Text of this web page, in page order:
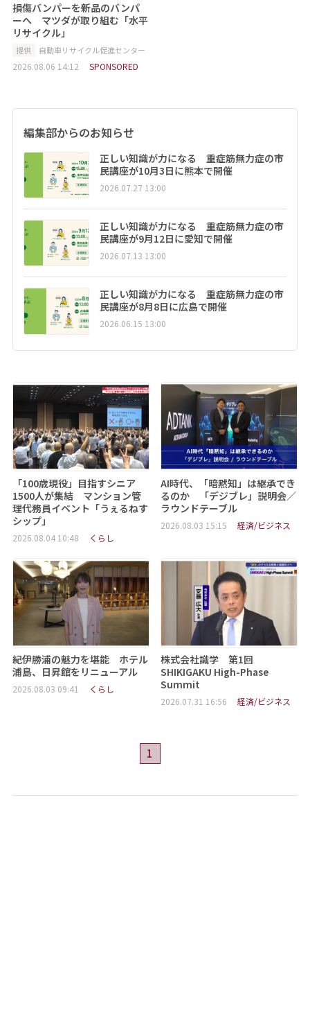
損傷バンパーを新品のバンパ
ーへ マツダが取り組む「水平
リサイクル」
提供 自動車リサイクル促進センター
2026.08.06 14:12 SPONSORED
編集部からのお知らせ
正しい知識が力になる 重症筋無力症の市
民講座が10月3日に熊本で開催
2026.07.27 13:00
正しい知識が力になる 重症筋無力症の市
民講座が9月12日に愛知で開催
2026.07.13 13:00
正しい知識が力になる 重症筋無力症の市
民講座が8月8日に広島で開催
2026.06.15 13:00
「100歳現役」目指すシニア
1500人が集結 マンション管
理代務員イベント「うぇるねす
シップ」
2026.08.04 10:48 くらし
AI時代、「暗黙知」は継承でき
るのか 「デジブレ」説明会／
ラウンドテーブル
2026.08.03 15:15 経済/ビジネス
紀伊勝浦の魅力を堪能 ホテル
浦島、日昇館をリニューアル
2026.08.03 09:41 くらし
株式会社識学 第1回
SHIKIGAKU High-Phase
Summit
2026.07.31 16:56 経済/ビジネス
1